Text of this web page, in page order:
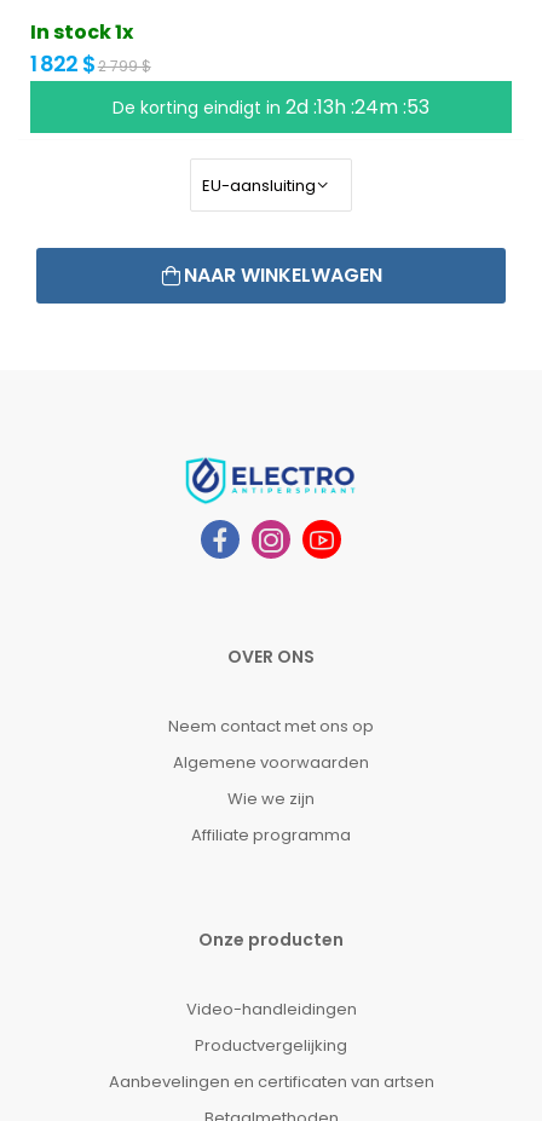
In stock 1x
1 822 $2 799 $
De korting eindigt in 2d :13h :24m :52
NAAR WINKELWAGEN
OVER ONS
Neem contact met ons op
Algemene voorwaarden
Wie we zijn
Affiliate programma
Onze producten
Video-handleidingen
Productvergelijking
Aanbevelingen en certificaten van artsen